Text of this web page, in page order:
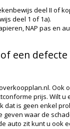
deel II of
deel 1 of 1a).
NAP pas en
een
Ook
prijs. Wilt u
dat is geen enkel
waar de
auto zit kunt u ook